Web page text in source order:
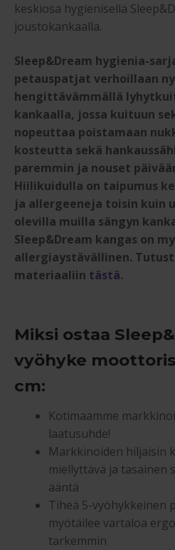
keskiosa hygienisellä
joustokankaalla.
Sleep&Dream hygienia-
petauspatjat verhoillaan
hengittävämmällä
kankaalla, jossa kuituun
nopeuttaa poistamaan
kosteutta sekä
paremmin ja nouset
Hiilikuidulla on taipumus
ja allergeeneja toisin kuin
olevilla muilla sängyn
Sleep&Dream kangas on
allergiaystävällinen.
materiaaliin tästä.
Miksi ostaa
vyöhyke
cm:
Kotimaamme
laatusuhde!
Markkinoiden hiljaisin
miellyttävä ja tasainen
ääntä
Tiheä 5-vyöhykkeinen
myötäilee vartaloa
tarkemmin